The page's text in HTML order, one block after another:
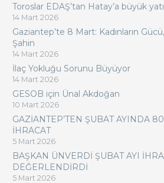
Toroslar EDAŞ’tan Hatay’a büyük
14 Mart 2026
Gaziantep’te 8 Mart: Kadınların
Şahin
14 Mart 2026
İlaç Yokluğu Sorunu Büyüyor
14 Mart 2026
GESOB için Ünal Akdoğan
10 Mart 2026
GAZİANTEP’TEN ŞUBAT AYINDA
İHRACAT
5 Mart 2026
BAŞKAN ÜNVERDİ ŞUBAT AYI
DEĞERLENDİRDİ
5 Mart 2026